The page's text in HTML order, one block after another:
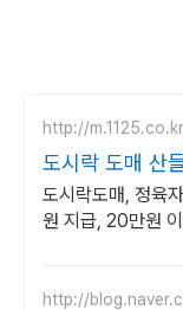
http://m.1125.co.kr
도시락 도매 산
판매
도시락도매, 정육
원 지급, 20만원
http://